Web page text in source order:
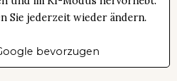
Sie jederzeit wieder ändern.
bevorzugen